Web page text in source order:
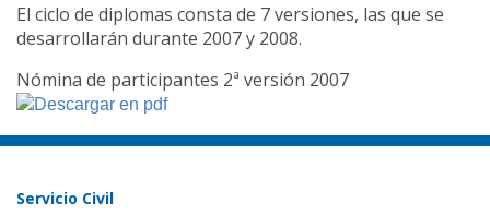
El ciclo de diplomas consta de 7 versiones, las que se
desarrollarán durante 2007 y 2008.
Nómina de participantes 2ª versión 2007
Servicio Civil